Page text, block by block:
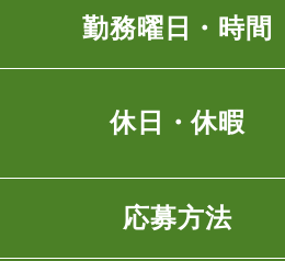
勤務曜日・時間
休日・休暇
応募方法